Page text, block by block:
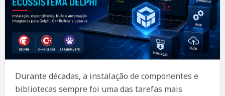
Durante décadas, a instalação de componentes e
bibliotecas sempre foi uma das tarefas mais